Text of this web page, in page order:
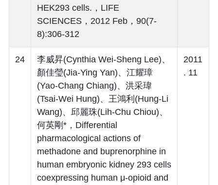
HEK293 cells.，LIFE
SCIENCES，2012 Feb，90(7-
8):306-312
24
李威昇(Cynthia Wei-Sheng Lee)、
顏佳瑩(Jia-Ying Yan)、江耀璋
(Yao-Chang Chiang)、洪采瑋
(Tsai-Wei Hung)、王鴻利(Hung-Li
Wang)、邱麗珠(Lih-Chu Chiou)、
何英剛*，Differential
pharmacological actions of
methadone and buprenorphine in
human embryonic kidney 293 cells
coexpressing human μ-opioid and
2011
. 11